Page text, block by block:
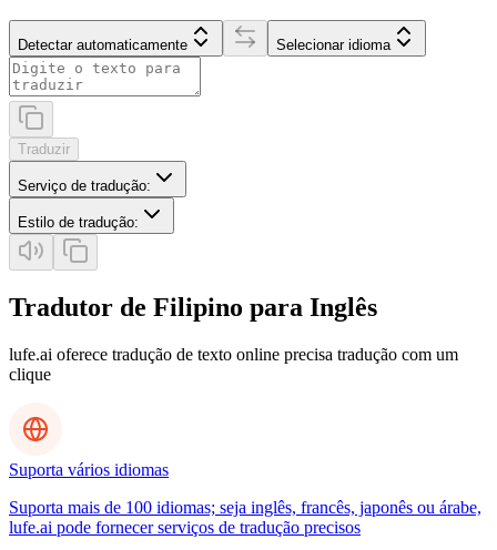
Detectar automaticamente Selecionar idioma
Traduzir
Serviço de tradução:
Estilo de tradução:
Tradutor de Filipino para Inglês
lufe.ai oferece tradução de texto online precisa tradução com um
clique
Suporta vários idiomas
Suporta mais de 100 idiomas; seja inglês, francês, japonês ou árabe,
lufe.ai pode fornecer serviços de tradução precisos